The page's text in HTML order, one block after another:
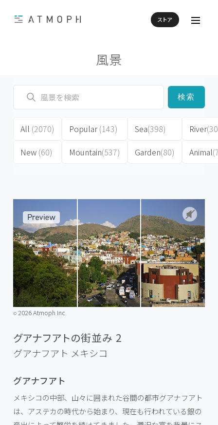
ストア
風景
検索
All (2070)
New (60)
Popular(143)
Mountain(537)
Sea(398)
Garden(80)
River
Animal
©️2026 Atmoph Inc.
グアナフアトの街並み 2
グアナフアト メキシコ
グアナフアト
メキシコの中部、山々に囲まれた谷間の都市グアナフアト
は、アステカの時代から始まり、現在も行われている銀の